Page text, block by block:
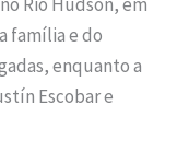
família e do
enquanto a
Escobar e